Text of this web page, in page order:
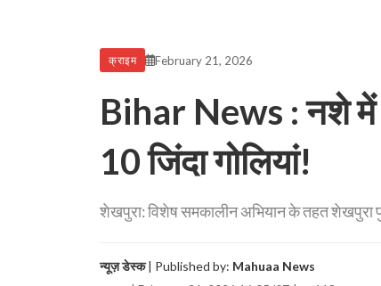
क्राइम February 21, 2026
Bihar News : नशे
10 जिंदा गोलियां!
शेखपुरा: विशेष समकालीन अभियान के तहत शेखपुरा
न्यूज़ डेस्क| Published by: Mahuaa News